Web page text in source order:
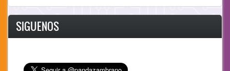
SIGUENOS